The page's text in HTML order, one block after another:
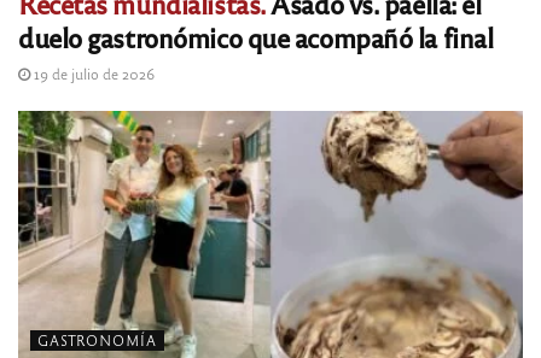
duelo gastronómico que acompañó la final
19 de julio de 2026
GASTRONOMÍA